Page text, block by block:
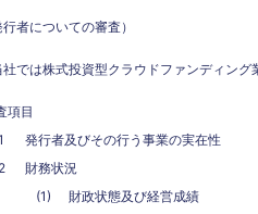
行者についての審査）
では株式投資型クラウドファンディング
項目
発行者及びその行う事業の実在性
財務状況
財政状態及び経営成績